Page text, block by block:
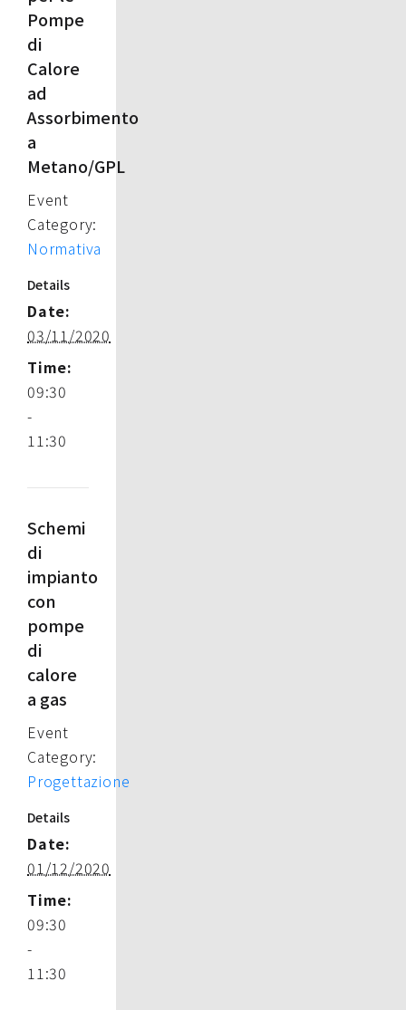
Pompe
di
Calore
ad
Assorbimento
a
Metano/GPL
Event
Category:
Normativa
Details
Date:
03/11/2020
Time:
09:30
-
11:30
Schemi
di
impianto
con
pompe
di
calore
a gas
Event
Category:
Progettazione
Details
Date:
01/12/2020
Time:
09:30
-
11:30